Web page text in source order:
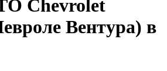
Chevrolet
Вентура) в